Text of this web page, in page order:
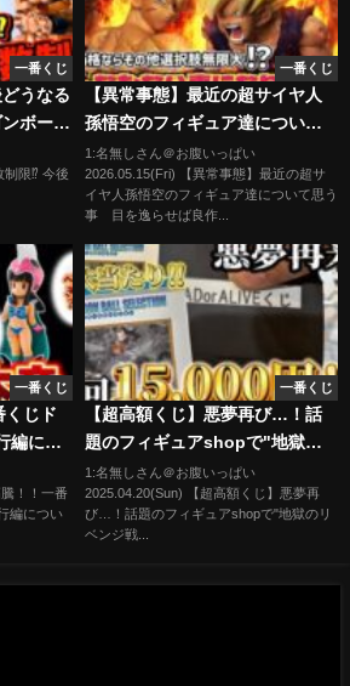
一番くじ
どうなる
ボール
かめは
ータ ピ
制限⁉︎ 今後
一番くじ
【異常事態】最近の超サイヤ人
孫悟空のフィギュア達について
思う事 目を逸らせば良作も沢
山！？ ドラゴンボール フィ
ギュア 一番くじ 最新情報
場 高騰 ラスワン
1:名無しさん＠お腹いっぱい
2026.05.15(Fri) 【異常事態】最近の超サ
イヤ人孫悟空のフィギュア達について思う
事 目を逸らせば良作...
一番くじ
くじド
編につ
！！一番
編につい
一番くじ
【超高額くじ】悪夢再び…！話
題のフィギュアshopで"地獄の
リベンジ戦"に挑む！！果たして
結果は！？ #フィギュア#ドラゴ
ンボール#ワンピース#一番くじ#
1:名無しさん＠お腹いっぱい
2025.04.20(Sun) 【超高額くじ】悪夢再
び…！話題のフィギュアshopで"地獄のリ
ベンジ戦...